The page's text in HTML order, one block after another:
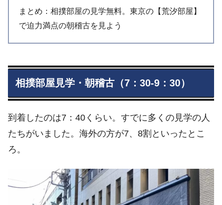
まとめ：相撲部屋の見学無料。東京の【荒汐部屋】
で迫力満点の朝稽古を見よう
相撲部屋見学・朝稽古（7：30-9：30）
到着したのは7：40くらい。すでに多くの見学の人
たちがいました。海外の方が7、8割といったとこ
ろ。